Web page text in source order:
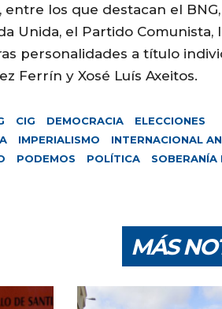
los que destacan el BNG,
Unida, el Partido Comunista,
personalidades a título
Ferrín y Xosé Luís Axeitos.
CIG DEMOCRACIA
ELECCIONES
IMPERIALISMO
INTERNACIONAL
PODEMOS POLÍTICA
SOBERANÍA
MÁS